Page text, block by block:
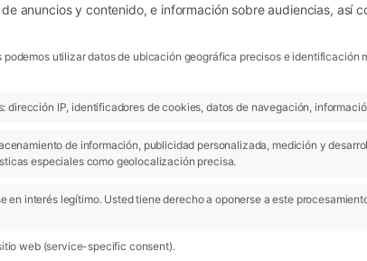
Y EQUIPOS
ARCHIVO
anuncios y contenido, e información sobre audiencias, así
podemos utilizar datos de ubicación geográfica precisos e identificación
dirección IP, identificadores de cookies, datos de navegación,
de información, publicidad personalizada, medición y
especiales como geolocalización precisa.
en interés legítimo. Usted tiene derecho a oponerse a este
web (service-specific consent).